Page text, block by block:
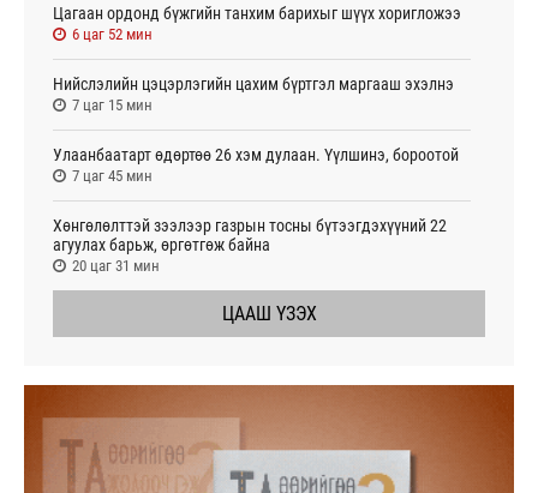
Цагаан ордонд бүжгийн танхим барихыг шүүх хоригложээ
6 цаг 52 мин
Нийслэлийн цэцэрлэгийн цахим бүртгэл маргааш эхэлнэ
7 цаг 15 мин
Улаанбаатарт өдөртөө 26 хэм дулаан. Үүлшинэ, бороотой
7 цаг 45 мин
Хөнгөлөлттэй зээлээр газрын тосны бүтээгдэхүүний 22
агуулах барьж, өргөтгөж байна
20 цаг 31 мин
ЦААШ ҮЗЭХ